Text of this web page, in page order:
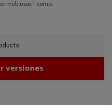
multiusos 1 comp.
versiones